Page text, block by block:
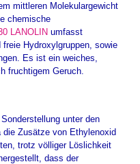
mittleren Molekulargewicht
chemische
LANOLIN umfasst
Hydroxylgruppen, sowie
Es ist ein weiches,
fruchtigem Geruch.
unter den
Zusätze von Ethylenoxid
trotz völliger Löslichkeit
dass der